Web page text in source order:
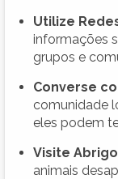
Utilize
informações
grupos e
Converse
comunidade
eles podem
Visite
animais